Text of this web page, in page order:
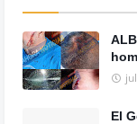
El